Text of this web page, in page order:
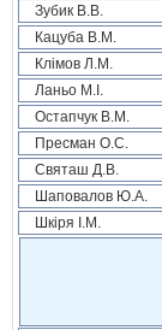
Зубик В.В.
Кацуба В.М.
Клімов Л.М.
Ланьо М.І.
Остапчук В.М.
Пресман О.С.
Святаш Д.В.
Шаповалов Ю.А.
Шкіря І.М.